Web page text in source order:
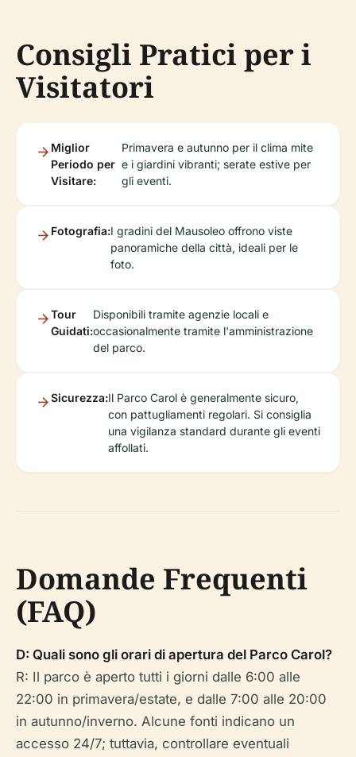
Consigli Pratici per i
Visitatori
Miglior
Periodo per
Visitare:
Primavera e autunno per il clima mite
e i giardini vibranti; serate estive per
gli eventi.
Fotografia:I gradini del Mausoleo offrono viste
panoramiche della città, ideali per le
foto.
Tour
Guidati:
Disponibili tramite agenzie locali e
occasionalmente tramite l'amministrazione
del parco.
Sicurezza:Il Parco Carol è generalmente sicuro,
con pattugliamenti regolari. Si consiglia
una vigilanza standard durante gli eventi
affollati.
Domande Frequenti
(FAQ)
D: Quali sono gli orari di apertura del Parco Carol?
R: Il parco è aperto tutti i giorni dalle 6:00 alle
22:00 in primavera/estate, e dalle 7:00 alle 20:00
in autunno/inverno. Alcune fonti indicano un
accesso 24/7; tuttavia, controllare eventuali